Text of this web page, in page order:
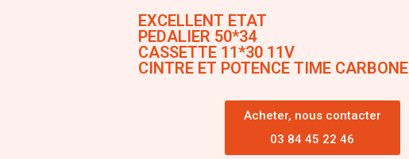
EXCELLENT ETAT
PEDALIER 50*34
CASSETTE 11*30 11V
CINTRE ET POTENCE TIME CARBONE
Acheter, nous contacter
03 84 45 22 46